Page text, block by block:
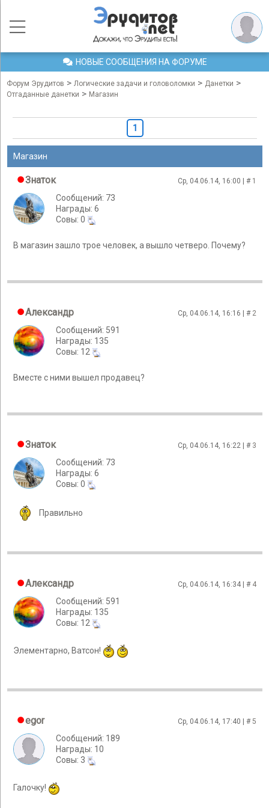
НОВЫЕ СООБЩЕНИЯ НА ФОРУМЕ
Форум Эрудитов > Логические задачи и головоломки > Данетки >
Отгаданные данетки > Магазин
1
Магазин
Знаток Ср, 04.06.14, 16:00 | # 1
Сообщений: 73
Награды: 6
Cовы: 0
В магазин зашло трое человек, а вышло четверо. Почему?
Александр Ср, 04.06.14, 16:16 | # 2
Сообщений: 591
Награды: 135
Cовы: 12
Вместе с ними вышел продавец?
Знаток Ср, 04.06.14, 16:22 | # 3
Сообщений: 73
Награды: 6
Cовы: 0
Правильно
Александр Ср, 04.06.14, 16:34 | # 4
Сообщений: 591
Награды: 135
Cовы: 12
Элементарно, Ватсон!
egor Ср, 04.06.14, 17:40 | #5
Сообщений: 189
Награды: 10
Cовы: 3
Галочку!